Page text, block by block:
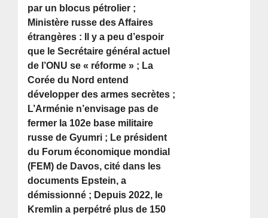
par un blocus pétrolier ;
Ministère russe des Affaires
étrangères : Il y a peu d’espoir
que le Secrétaire général actuel
de l’ONU se « réforme » ; La
Corée du Nord entend
développer des armes secrètes ;
L’Arménie n’envisage pas de
fermer la 102e base militaire
russe de Gyumri ; Le président
du Forum économique mondial
(FEM) de Davos, cité dans les
documents Epstein, a
démissionné ; Depuis 2022, le
Kremlin a perpétré plus de 150